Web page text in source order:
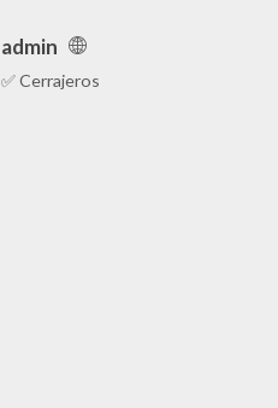
admin
✅ Cerrajeros